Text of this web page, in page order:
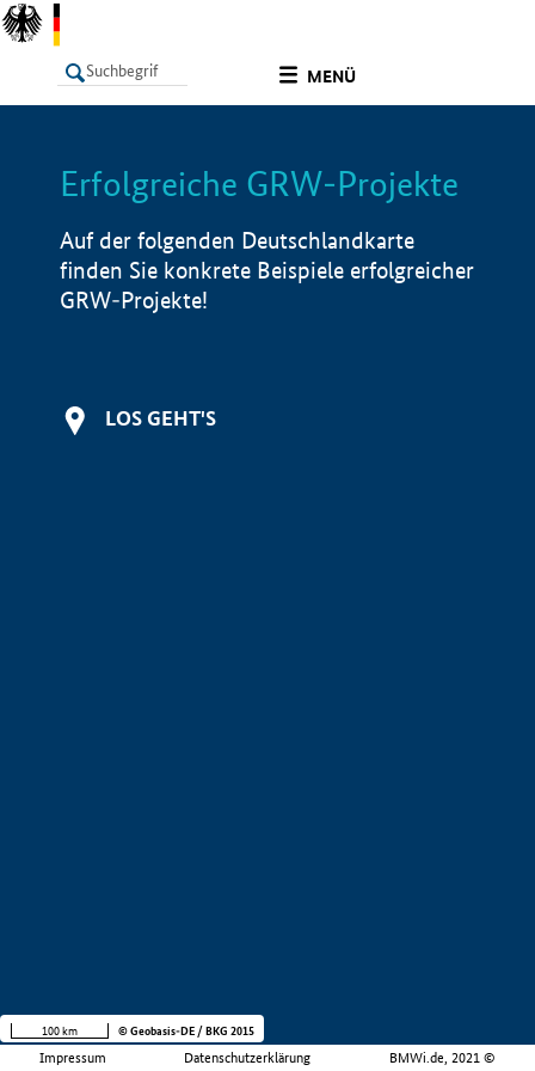
MENÜ
LISTE Info
Erfolgreiche GRW-Projekte
Auf der folgenden Deutschlandkarte
finden Sie konkrete Beispiele erfolgreicher
GRW-Projekte!
LOS GEHT'S
Impressum Datenschutzerklärung BMWi.de, 2021 ©
100 km © Geobasis-DE / BKG 2015